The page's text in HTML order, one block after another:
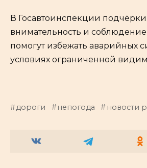
В Госавтоинспекции
внимательность и
помогут избежать аварийных
условиях ограниченной
дороги непогода новости